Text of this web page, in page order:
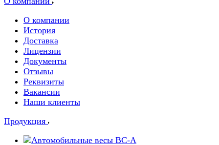
О компании
История
Доставка
Лицензии
Документы
Отзывы
Реквизиты
Вакансии
Наши клиенты
Продукция